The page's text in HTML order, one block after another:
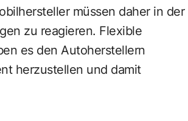
müssen daher in der
zu reagieren. Flexible
es den Autoherstellern
herzustellen und damit